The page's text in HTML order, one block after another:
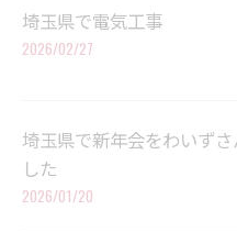
埼玉県で電気工事
2026/02/27
埼玉県で新年会をわいず
した
2026/01/20